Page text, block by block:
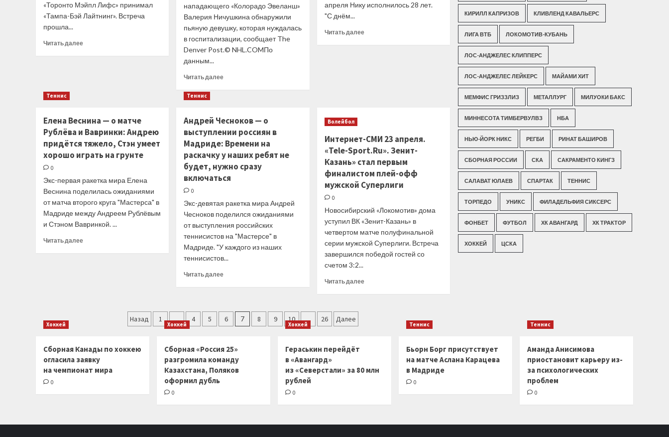
«Торонто Мэйпл Лифс» принимал
«Тампа-Бэй Лайтнинг». Встреча
прошла...
Читать далееПрочитать
по победам
офф
НХЛ
нападающего «Колорадо Эвеланш»
Валерия Ничушкина обнаружили
пьяную девушку, которая нуждалась
в госпитализации, сообщает The
Denver Post.© NHL.COMПо
данным...
Читать далееПрочитать
была
найдена
женщина,
нуждающаяся
в госпитализации
— The
Denver
апреля Нику исполнилось 28 лет.
"С днём...
Читать далееПрочитать
Теннис
Елена Веснина — о матче
Рублёва и Вавринки: Андрею
придётся тяжело, Стэн умеет
хорошо играть на грунте
0
Экс-первая ракетка мира Елена
Веснина поделилась ожиданиями
от матча второго круга "Мастерса" в
Мадриде между Андреем Рублёвым
и Стэном Вавринкой. ...
Читать далееПрочитать
придётся
тяжело,
Стэн
Теннис
Андрей Чесноков — о
выступлении россиян в
Мадриде: Времени на
раскачку у наших ребят не
будет, нужно сразу
включаться
0
Экс-девятая ракетка мира Андрей
Чесноков поделился ожиданиями
от выступления российских
теннисистов на "Мастерсе" в
Мадриде. "У каждого из наших
теннисистов...
Читать далееПрочитать
Чесноков
—
россиян
в
Мадриде:
ребят
Волейбол
Интернет-СМИ 23 апреля.
«Tele-Sport.Ru». Зенит-
Казань» стал первым
финалистом плей-офф
мужской Суперлиги
0
Новосибирский «Локомотив» дома
уступил ВК «Зенит-Казань» в
четвертом матче полуфинальной
серии мужской Суперлиги. Встреча
завершился победой гостей со
счетом 3:2...
Читать далееПрочитать
Казань»
финалистом
Пагинация
записей
Назад 1 … 4 5 6 7 8 9 10 … 26 Далее
КИРИЛЛ КАПРИЗОВ КЛИВЛЕНД КАВАЛЬЕРС
ЛИГА ВТБ ЛОКОМОТИВ-КУБАНЬ
ЛОС-АНДЖЕЛЕС КЛИППЕРС
ЛОС-АНДЖЕЛЕС ЛЕЙКЕРС МАЙАМИ ХИТ
МЕМФИС ГРИЗЗЛИЗ МЕТАЛЛУРГ МИЛУОКИ БАКС
МИННЕСОТА ТИМБЕРВУЛВЗ НБА
НЬЮ-ЙОРК НИКС РЕГБИ РИНАТ БАШИРОВ
СБОРНАЯ РОССИИ СКА САКРАМЕНТО КИНГЗ
САЛАВАТ ЮЛАЕВ СПАРТАК ТЕННИС
ТОРПЕДО УНИКС ФИЛАДЕЛЬФИЯ СИКСЕРС
ФОНБЕТ ФУТБОЛ ХК АВАНГАРД ХК ТРАКТОР
ХОККЕЙ ЦСКА
Хоккей
Сборная Канады по хоккею
огласила заявку
на чемпионат мира
0
Хоккей
Сборная «Россия 25»
разгромила команду
Казахстана, Поляков
оформил дубль
0
Хоккей
Гераськин перейдёт
в «Авангард»
из «Северстали» за 80 млн
рублей
0
Теннис
Бьорн Борг присутствует
на матче Аслана Карацева
в Мадриде
0
Теннис
Аманда Анисимова
приостановит карьеру из-
за психологических
проблем
0